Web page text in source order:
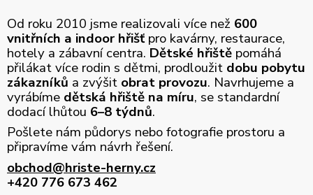
Od roku 2010 jsme realizovali více než 600
vnitřních a indoor hřišťpro kavárny, restaurace,
hotely a zábavní centra. Dětské hřiště pomáhá
přilákat více rodin s dětmi, prodloužit dobu pobytu
zákazníků a zvýšit obrat provozu. Navrhujeme a
vyrábíme dětská hřiště na míru, se standardní
dodací lhůtou 6–8 týdnů.
Pošlete nám půdorys nebo fotografie prostoru a
připravíme vám návrh řešení.
obchod@hriste-herny.cz
+420 776 673 462